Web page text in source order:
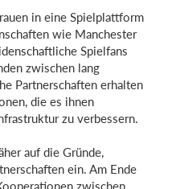
in eine Spielplattform
wie Manchester
Spielfans
zwischen lang
Partnerschaften erhalten
die es ihnen
zu verbessern.
auf die Gründe,
ein. Am Ende
zwischen